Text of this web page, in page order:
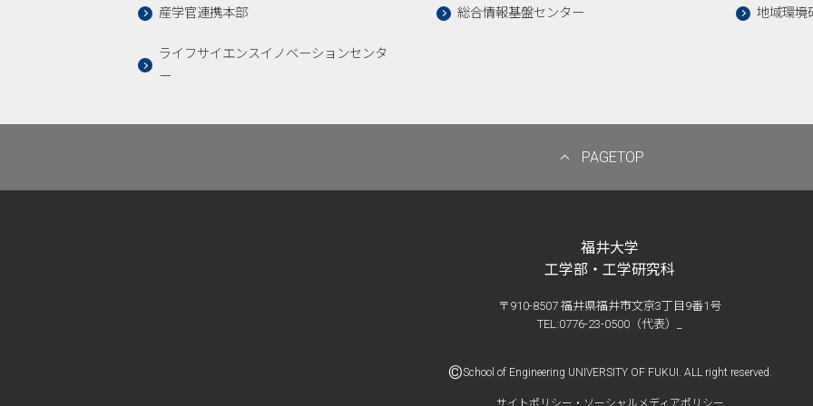
産学官連携本部 総合情報基盤センター 地域環境
ライフサイエンスイノベーションセンタ
ー
PAGETOP
福井大学
工学部・工学研究科
〒910-8507 福井県福井市文京3丁目9番1号
TEL:0776-23-0500（代表）_
©School of Engineering UNIVERSITY OF FUKUI. ALL right reserved.
サイトポリシー・ソーシャルメディアポリシー